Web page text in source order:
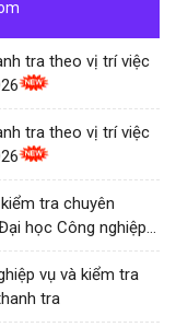
tra theo vị trí việc
tra theo vị trí việc
tra chuyên
học Công nghiệp
vụ và kiểm tra
tra